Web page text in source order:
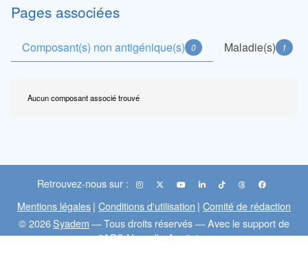
Pages associées
Composant(s) non antigénique(s) 0 Maladie(s) 1
Aucun composant associé trouvé
Retrouvez-nous sur :
Mentions légales| Conditions d'utilisation | Comité de rédaction
© 2026Syadem— Tous droits réservés — Avec le support de
l'ARS Nouvelle-Aquitaine